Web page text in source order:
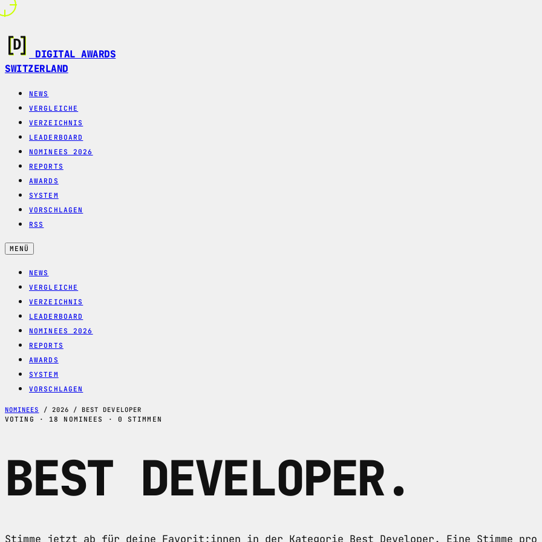
DIGITAL AWARDS
SWITZERLAND
NEWS
VERGLEICHE
VERZEICHNIS
LEADERBOARD
NOMINEES 2026
REPORTS
AWARDS
SYSTEM
VORSCHLAGEN
RSS
MENÜ
NEWS
VERGLEICHE
VERZEICHNIS
LEADERBOARD
NOMINEES 2026
REPORTS
AWARDS
SYSTEM
VORSCHLAGEN
NOMINEES / 2026 / BEST DEVELOPER
VOTING · 18 NOMINEES · 0 STIMMEN
BEST DEVELOPER.
Stimme jetzt ab für deine Favorit:innen in der Kategorie Best Developer. Eine Stimme pro